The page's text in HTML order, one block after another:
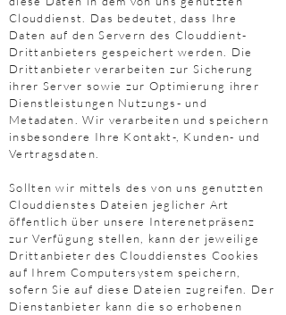
Clouddienst. Das bedeutet, dass Ihre
Daten auf den Servern des Clouddient-
Drittanbieters gespeichert werden. Die
Drittanbieter verarbeiten zur Sicherung
ihrer Server sowie zur Optimierung ihrer
Dienstleistungen Nutzungs- und
Metadaten. Wir verarbeiten und speichern
insbesondere Ihre Kontakt-, Kunden- und
Vertragsdaten.
Sollten wir mittels des von uns genutzten
Clouddienstes Dateien jeglicher Art
öffentlich über unsere Interenetpräsenz
zur Verfügung stellen, kann der jeweilige
Drittanbieter des Clouddienstes Cookies
auf Ihrem Computersystem speichern,
sofern Sie auf diese Dateien zugreifen. Der
Dienstanbieter kann die so erhobenen